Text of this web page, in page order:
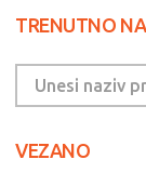
TRENUTNO
VEZANO